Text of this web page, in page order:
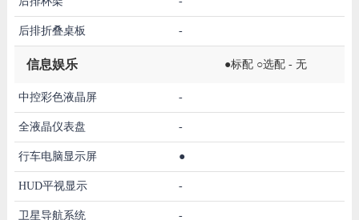
后排折叠桌板 -
信息娱乐 ●标配 ○选配 - 无
中控彩色液晶屏 -
全液晶仪表盘 -
行车电脑显示屏 ●
HUD平视显示 -
卫星导航系统 -